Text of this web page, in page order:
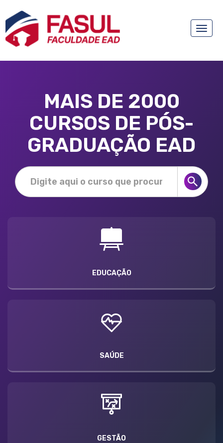
Toggle
MAIS DE 2000
CURSOS DE PÓS-
GRADUAÇÃO EAD
EDUCAÇÃO
SAÚDE
GESTÃO